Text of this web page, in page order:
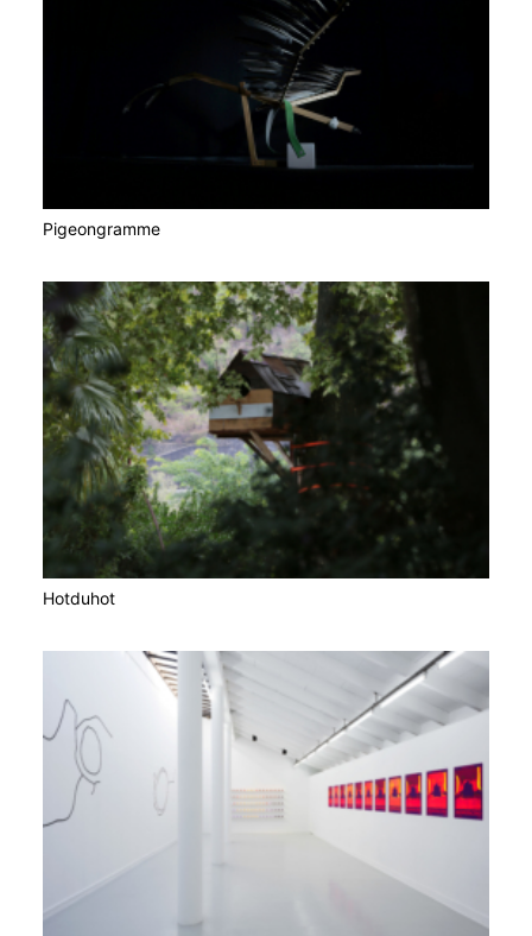
Pigeongramme
Hotduhot